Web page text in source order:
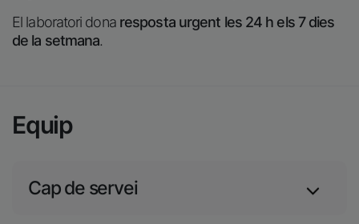
El laboratori dona resposta urgent les 24 h els 7 dies
de la setmana.
Equip
Cap de servei